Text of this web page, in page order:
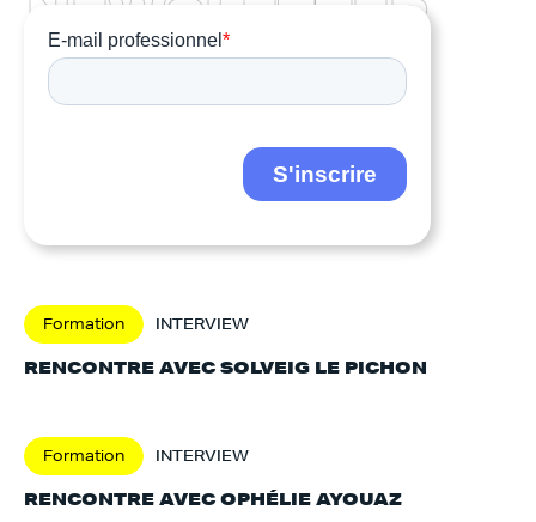
NEWSL ETTER
Formation INTERVIEW
RENCONTRE AVEC SOLVEIG LE PICHON
Formation INTERVIEW
RENCONTRE AVEC OPHÉLIE AYOUAZ